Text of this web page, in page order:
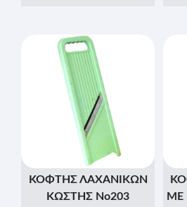
ΚΟΦΤΗΣ ΛΑΧΑΝΙΚΩΝ
ΚΩΣΤΗΣ Νο203
ΜΕ